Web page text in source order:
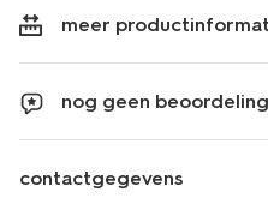
meer
nog geen beoordeling
contactgegevens